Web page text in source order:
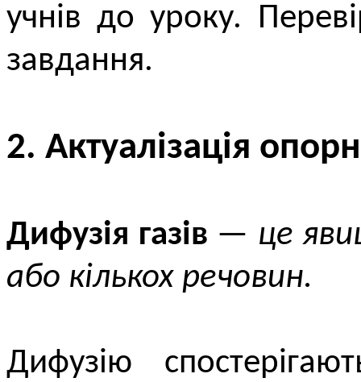
учнів до уроку.
завдання.
2. Актуалізація
Дифузія газів — це
або кількох речовин.
Дифузію